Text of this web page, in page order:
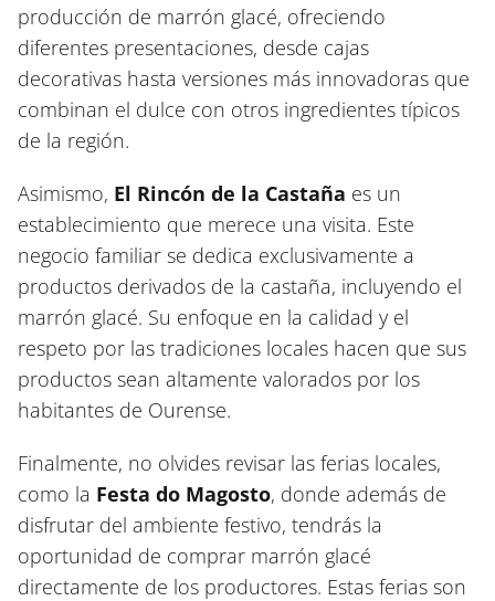
producción de marrón glacé, ofreciendo
diferentes presentaciones, desde cajas
decorativas hasta versiones más innovadoras que
combinan el dulce con otros ingredientes típicos
de la región.
Asimismo, El Rincón de la Castaña es un
establecimiento que merece una visita. Este
negocio familiar se dedica exclusivamente a
productos derivados de la castaña, incluyendo el
marrón glacé. Su enfoque en la calidad y el
respeto por las tradiciones locales hacen que sus
productos sean altamente valorados por los
habitantes de Ourense.
Finalmente, no olvides revisar las ferias locales,
como la Festa do Magosto, donde además de
disfrutar del ambiente festivo, tendrás la
oportunidad de comprar marrón glacé
directamente de los productores. Estas ferias son